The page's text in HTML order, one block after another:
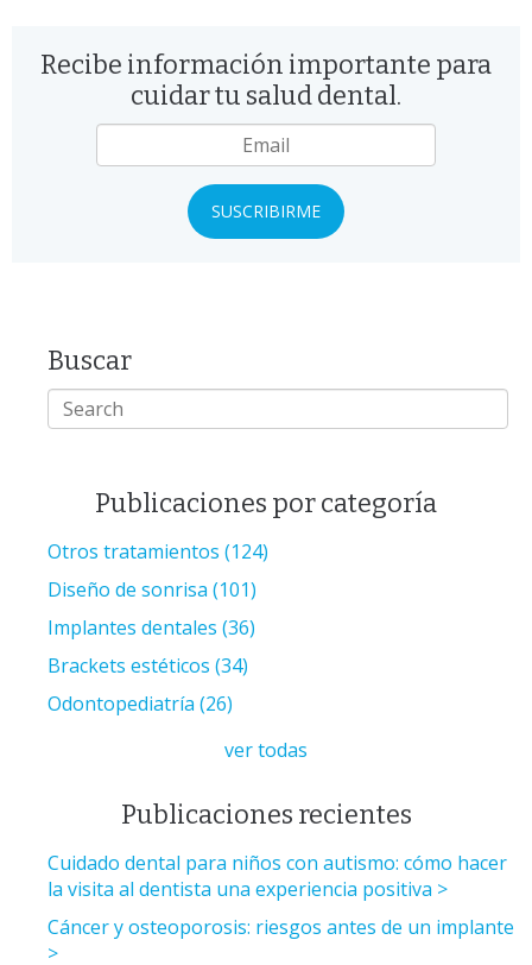
Recibe información importante para
cuidar tu salud dental.
Buscar
Publicaciones por categoría
Otros tratamientos (124)
Diseño de sonrisa (101)
Implantes dentales (36)
Brackets estéticos (34)
Odontopediatría (26)
ver todas
Publicaciones recientes
Cuidado dental para niños con autismo: cómo hacer
la visita al dentista una experiencia positiva
Cáncer y osteoporosis: riesgos antes de un implante